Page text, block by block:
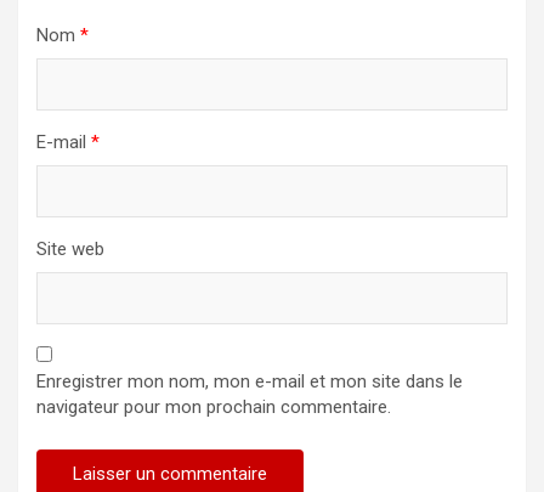
Nom *
E-mail *
Site web
Enregistrer mon nom, mon e-mail et mon site dans le
navigateur pour mon prochain commentaire.